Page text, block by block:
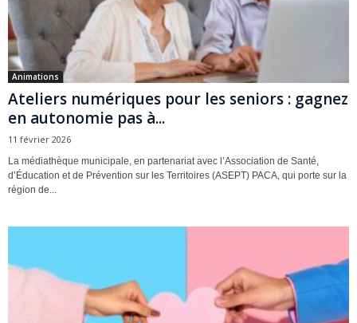
Animations
Ateliers numériques pour les seniors : gagnez
en autonomie pas à...
11 février 2026
La médiathèque municipale, en partenariat avec l’Association de Santé,
d’Éducation et de Prévention sur les Territoires (ASEPT) PACA, qui porte sur la
région de...